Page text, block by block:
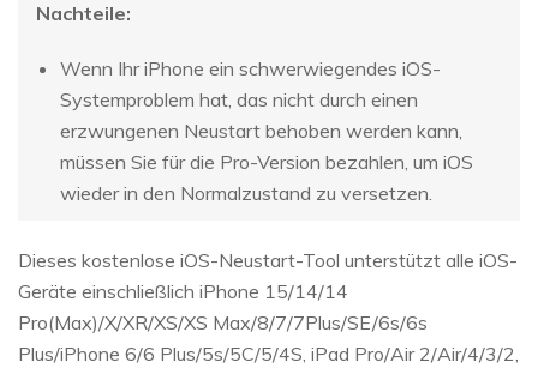
Nachteile:
Wenn Ihr iPhone ein schwerwiegendes iOS-
Systemproblem hat, das nicht durch einen
erzwungenen Neustart behoben werden kann,
müssen Sie für die Pro-Version bezahlen, um iOS
wieder in den Normalzustand zu versetzen.
Dieses kostenlose iOS-Neustart-Tool unterstützt alle iOS-
Geräte einschließlich iPhone 15/14/14
Pro(Max)/X/XR/XS/XS Max/8/7/7Plus/SE/6s/6s
Plus/iPhone 6/6 Plus/5s/5C/5/4S, iPad Pro/Air 2/Air/4/3/2,